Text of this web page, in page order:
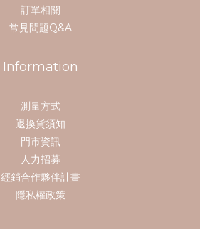
訂單相關
常見問題Q&A
Information
測量方式
退換貨須知
門市資訊
人力招募
經銷合作夥伴計畫
隱私權政策